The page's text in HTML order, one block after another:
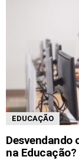
EDUCAÇÃO
Desvendando
na Educação?